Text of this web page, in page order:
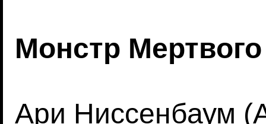
Монстр
Ари Ниссенбаум